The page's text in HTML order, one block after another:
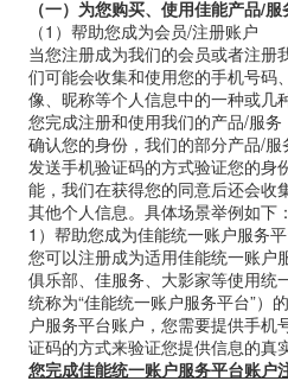
（一）为您购买、使用佳能产品/服
（1 ）帮助您成为会员/注册账户
当您注册成为我们的会员或者注册
们可能会收集和使用您的手机号码
像、昵称等个人信息中的一种或几
您完成注册和使用我们的产品/服务
确认您的身份，我们的部分产品/服
发送手机验证码的方式验证您的身
能，我们在获得您的同意后还会收
其他个人信息。具体场景举例如下：
1 ）帮助您成为佳能统一账户服务
您可以注册成为适用佳能统一账户
俱乐部、佳服务、大影家等使用统
统称为“佳能统一账户服务平台”）
户服务平台账户，您需要提供手机
证码的方式来验证您提供信息的真
您完成佳能统一账户服务平台账户